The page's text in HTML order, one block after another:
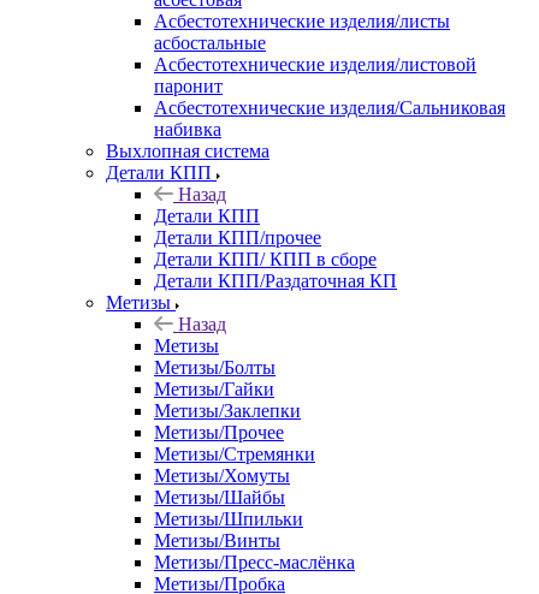
Асбестотехнические изделия/листы
асбостальные
Асбестотехнические изделия/листовой
паронит
Асбестотехнические изделия/Сальниковая
набивка
Выхлопная система
Детали КПП
Назад
Детали КПП
Детали КПП/прочее
Детали КПП/ КПП в сборе
Детали КПП/Раздаточная КП
Метизы
Назад
Метизы
Метизы/Болты
Метизы/Гайки
Метизы/Заклепки
Метизы/Прочее
Метизы/Стремянки
Метизы/Хомуты
Метизы/Шайбы
Метизы/Шпильки
Метизы/Винты
Метизы/Пресс-маслёнка
Метизы/Пробка